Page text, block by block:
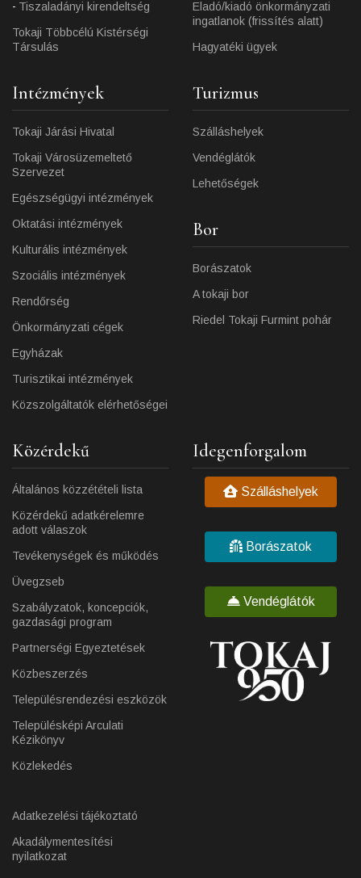
Tiszaladányi kirendeltség
Tokaji Többcélú Kistérségi
Társulás
Eladó/kiadó önkormányzati
ingatlanok (frissítés alatt)
Hagyatéki ügyek
Intézmények
Tokaji Járási Hivatal
Tokaji Városüzemeltető
Szervezet
Egészségügyi intézmények
Oktatási intézmények
Kulturális intézmények
Szociális intézmények
Rendőrség
Önkormányzati cégek
Egyházak
Turisztikai intézmények
Közszolgáltatók elérhetőségei
Turizmus
Szálláshelyek
Vendéglátók
Lehetőségek
Bor
Borászatok
A tokaji bor
Riedel Tokaji Furmint pohár
Közérdekű
Általános közzétételi lista
Közérdekű adatkérelemre
adott válaszok
Tevékenységek és működés
Üvegzseb
Szabályzatok, koncepciók,
gazdasági program
Partnerségi Egyeztetések
Közbeszerzés
Településrendezési eszközök
Településképi Arculati
Kézikönyv
Közlekedés
Adatkezelési tájékoztató
Akadálymentesítési
nyilatkozat
Idegenforgalom
Szálláshelyek
Borászatok
Vendéglátók